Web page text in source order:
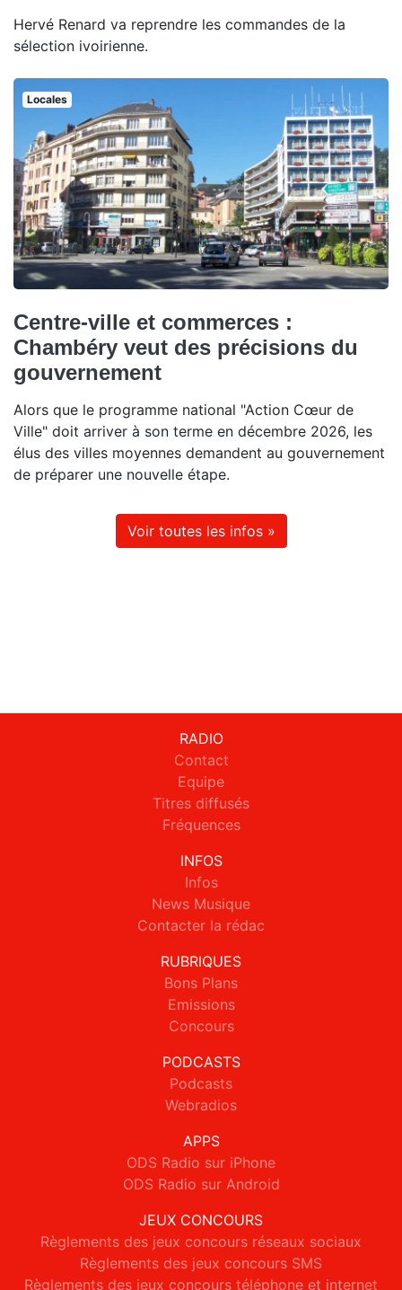
Hervé Renard va reprendre les commandes de la
sélection ivoirienne.
Locales
Centre-ville et commerces :
Chambéry veut des précisions du
gouvernement
Alors que le programme national "Action Cœur de
Ville" doit arriver à son terme en décembre 2026, les
élus des villes moyennes demandent au gouvernement
de préparer une nouvelle étape.
Voir toutes les infos »
RADIO
Contact
Equipe
Titres diffusés
Fréquences
INFOS
Infos
News Musique
Contacter la rédac
RUBRIQUES
Bons Plans
Emissions
Concours
PODCASTS
Podcasts
Webradios
APPS
ODS Radio sur iPhone
ODS Radio sur Android
JEUX CONCOURS
Règlements des jeux concours réseaux sociaux
Règlements des jeux concours SMS
Règlements des jeux concours téléphone et internet